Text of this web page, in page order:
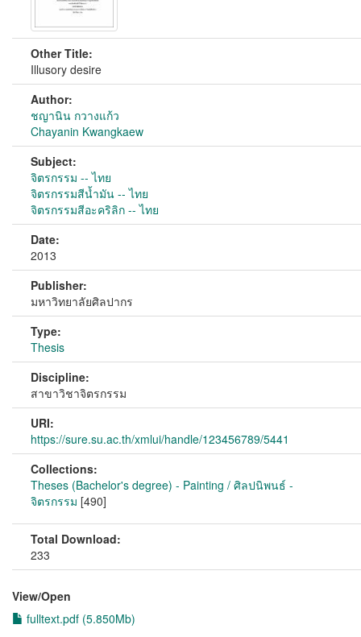
Other Title:
Illusory desire
Author:
ชญานิน กวางแก้ว
Chayanin Kwangkaew
Subject:
จิตรกรรม -- ไทย
จิตรกรรมสีน้ำมัน -- ไทย
จิตรกรรมสีอะคริลิก -- ไทย
Date:
2013
Publisher:
มหาวิทยาลัยศิลปากร
Type:
Thesis
Discipline:
สาขาวิชาจิตรกรรม
URI:
https://sure.su.ac.th/xmlui/handle/123456789/5441
Collections:
Theses (Bachelor's degree) - Painting / ศิลปนิพนธ์ -
จิตรกรรม [490]
Total Download:
233
View/Open
fulltext.pdf (5.850Mb)